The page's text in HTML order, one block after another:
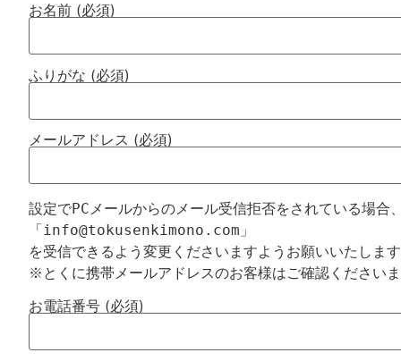
お名前 (必須)
ふりがな (必須)
メールアドレス (必須)
設定でPCメールからのメール受信拒否をされている場合
「info@tokusenkimono.com」
を受信できるよう変更くださいますようお願いいたしま
お電話番号 (必須)